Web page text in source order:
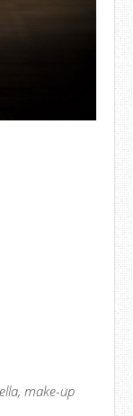
make-up